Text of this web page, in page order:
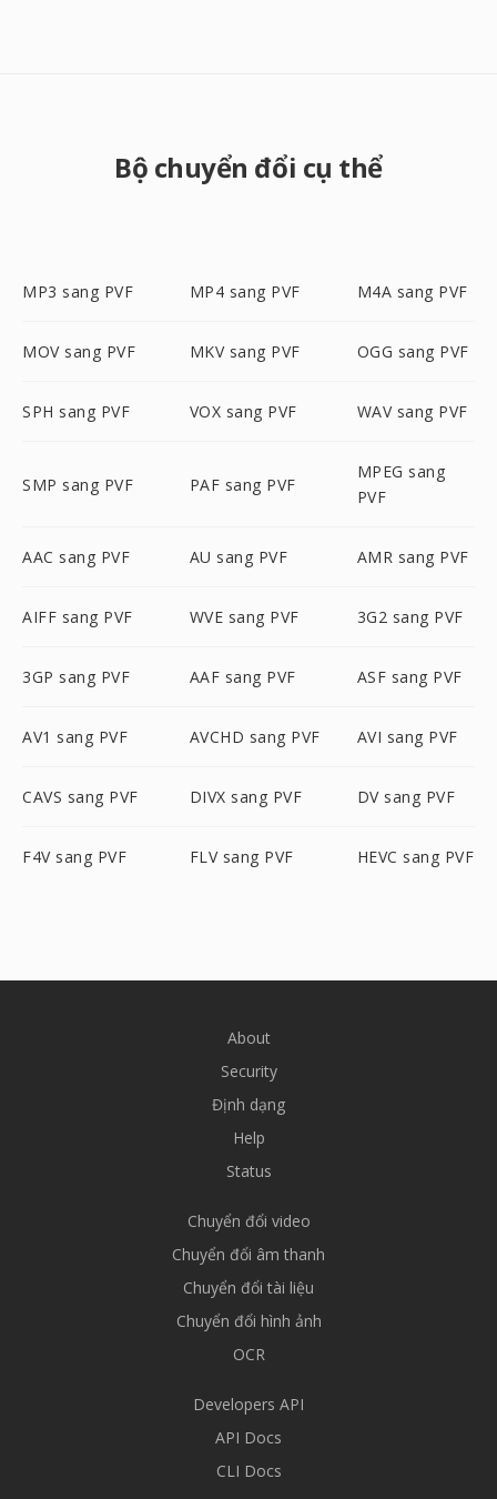
Bộ chuyển đổi cụ thể
MP3 sang PVF MP4 sang PVF M4A sang PVF
MOV sang PVF MKV sang PVF OGG sang PVF
SPH sang PVF VOX sang PVF WAV sang PVF
SMP sang PVF PAF sang PVF
MPEG sang
PVF
AAC sang PVF AU sang PVF AMR sang PVF
AIFF sang PVF WVE sang PVF 3G2 sang PVF
3GP sang PVF AAF sang PVF ASF sang PVF
AV1 sang PVF AVCHD sang PVF AVI sang PVF
CAVS sang PVF DIVX sang PVF DV sang PVF
F4V sang PVF FLV sang PVF HEVC sang PVF
About
Security
Định dạng
Help
Status
Chuyển đổi video
Chuyển đổi âm thanh
Chuyển đổi tài liệu
Chuyển đổi hình ảnh
OCR
Developers API
API Docs
CLI Docs